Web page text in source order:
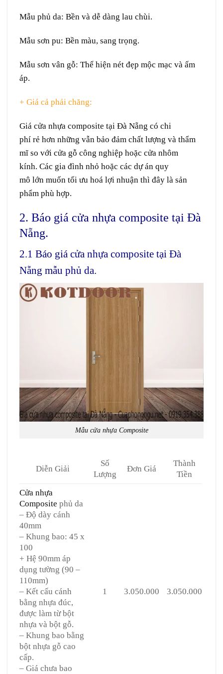
Mẫu phủ da: Bền và dễ dàng lau chùi.
Mẫu sơn pu: Bền màu, sang trọng.
Mẫu sơn vân gỗ: Thể hiện nét đẹp mộc mạc và ấm
áp.
+ Giá cả phải chăng:
Giá cửa nhựa composite tại Đà Nẵng có chi
phí rẻ hơn những vẫn bảo đảm chất lượng và thẩm
mĩ so với cửa gỗ công nghiệp hoặc cửa nhôm
kính. Các gia đình nhỏ hoặc các dự án quy
mô lớn muốn tối ưu hoá lợi nhuận thì đây là sản
phẩm phù hợp.
2. Báo giá cửa nhựa composite tại Đà
Nẵng.
2.1 Báo giá cửa nhựa composite tại Đà
Nẵng mẫu phủ da.
Mẫu cửa nhựa Composite
Diễn Giải
Số
Lượng
Đơn Giá
Thành
Tiền
Cửa nhựa
Composite phủ da
– Độ dày cánh
40mm
– Khung bao: 45 x
100
+ Hệ 90mm áp
dụng tường (90 –
110mm)
– Kết cấu cánh
bằng nhựa đúc,
được làm từ bột
nhựa và bột gỗ.
– Khung bao bằng
bột nhựa gỗ cao
cấp.
– Giá chưa bao
1 3.050.000 3.050.000